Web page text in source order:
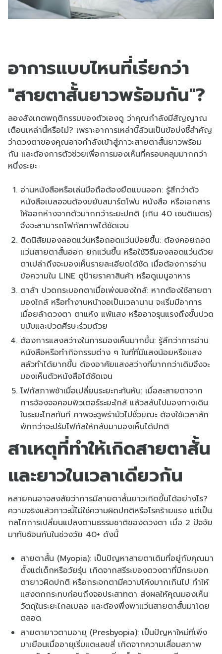
อาการแบบไหนที่เรียกว่า
"สายตาสั้นยาวพร้อมกัน"?
ลองสังเกตพฤติกรรมของตัวเองดู ว่าคุณกำลังมีสัญญาณ
เตือนเหล่านี้หรือไม่? เพราะอาการเหล่านี้ล้วนเป็นข้อบ่งชี้สำคัญ
ว่าดวงตาของคุณอาจกำลังเข้าสู่ภาวะสายตาสั้นยาวพร้อม
กัน และต้องการตัวช่วยเพื่อการมองเห็นที่ครอบคลุมมากกว่า
หนึ่งระยะ
อ่านหนังสือหรือเล่นมือถือต้องยืดแขนออก: รู้สึกว่าตัว
หนังสือเบลอจนต้องขยับสมาร์ตโฟน หนังสือ หรือเอกสาร
ให้ออกห่างจากตัวมากกว่าระยะปกติ (เกิน 40 เซนติเมตร)
จึงจะสามารถโฟกัสภาพได้ชัดเจน
ติดนิสัยมองลอดแว่นหรือถอดแว่นบ่อยขึ้น: ต้องคอยถอด
แว่นสายตาสั้นออก ยกแว่นขึ้น หรือใช้วิธีมองลอดแว่นด้วย
ตาเปล่าถึงจะมองเห็นรายละเอียดได้ชัด เมื่อต้องการอ่าน
ข้อความใน LINE ดูป้ายราคาสินค้า หรือดูเมนูอาหาร
ตาล้า ปวดกระบอกตาเมื่อเพ่งมองใกล้: หากต้องใช้สายตา
มองใกล้ หรือทำงานหน้าจอเป็นเวลานาน จะเริ่มมีอาการ
เมื่อยล้าดวงตา ตาแห้ง แพ้แสง หรืออาจรุนแรงถึงขั้นปวด
ขมับและปวดศีรษะร่วมด้วย
ต้องการแสงสว่างในการมองเห็นมากขึ้น: รู้สึกว่าการอ่าน
หนังสือหรือทำกิจกรรมต่าง ๆ ในที่ที่มีแสงน้อยหรือแสง
สลัวทำได้ยากขึ้น ต้องอาศัยแสงสว่างที่มากกว่าเดิมจึงจะ
มองเห็นตัวหนังสือได้ชัดเจน
โฟกัสภาพช้าเมื่อเปลี่ยนระยะกะทันหัน: เมื่อละสายตาจาก
การจ้องจอคอมพิวเตอร์ระยะใกล้ แล้วสลับไปมองทางเดิน
ในระยะไกลทันที ภาพจะดูพร่ามัวไปชั่วขณะ ต้องใช้เวลาสัก
พักกว่าจะปรับโฟกัสให้กลับมามองเห็นได้ปกติ
สาเหตุที่ทำให้เกิดสายตาสั้น
และยาวในเวลาเดียวกัน
หลายคนอาจสงสัยว่าการมีสายตาสั้นยาวเกิดขึ้นได้อย่างไร?
ความจริงแล้วภาวะนี้ไม่ใช่ความผิดปกติหรือโรคร้ายแรง แต่เป็น
กลไกการเปลี่ยนแปลงตามธรรมชาติของดวงตา เมื่อ 2 ปัจจัย
มาทับซ้อนกันในช่วงวัย 40+ ดังนี้
สายตาสั้น (Myopia): เป็นปัญหาสายตาเดิมที่อยู่กับคุณมา
ตั้งแต่เด็กหรือวัยรุ่น เกิดจากสรีระของดวงตาที่มีกระบอก
ตายาวผิดปกติ หรือกระจกตามีความโค้งมากเกินไป ทำให้
แสงตกกระทบก่อนถึงจอประสาทตา ส่งผลให้คุณมองเห็น
วัตถุในระยะไกลเบลอ และต้องพึ่งพาแว่นสายตาสั้นมาโดย
ตลอด
สายตายาวตามอายุ (Presbyopia): เป็นปัญหาใหม่ที่เพิ่ง
มาเยือนเมื่ออายุเริ่มแตะเลขสี่ เกิดจากความเสื่อมสภาพ